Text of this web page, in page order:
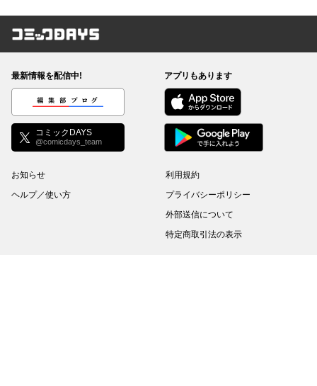
コミックDAYS
最新情報を配信中!
編集部ブログ
コミックDAYS
@comicdays_team
アプリもあります
お知らせ
ヘルプ／使い方
利用規約
プライバシーポリシー
外部送信について
特定商取引法の表示